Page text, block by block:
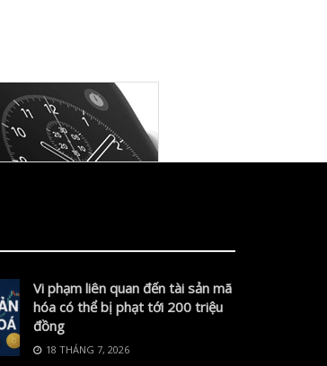
Vi phạm liên quan đến tài sản mã
hóa có thể bị phạt tới 200 triệu
đồng
18 THÁNG 7, 2026